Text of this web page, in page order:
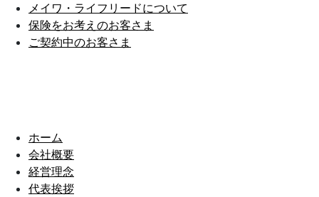
メイワ・ライフリードについて
保険をお考えのお客さま
ご契約中のお客さま
ホーム
会社概要
経営理念
代表挨拶